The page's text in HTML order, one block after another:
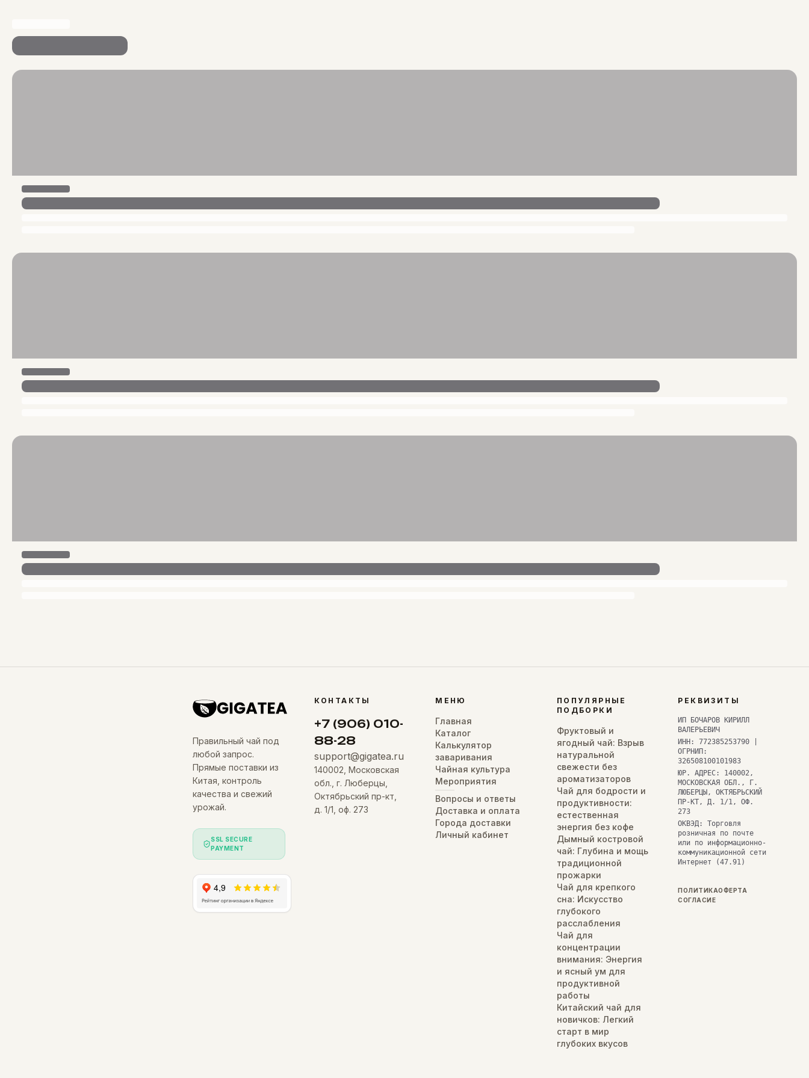
Правильный чай под
любой запрос.
Прямые поставки из
Китая, контроль
качества и свежий
урожай.
SSL SECURE
PAYMENT
КОНТАКТЫ
+7 (906) 010-
88-28
support@gigatea.ru
140002, Московская
обл., г. Люберцы,
Октябрьский пр-кт,
д. 1/1, оф. 273
МЕНЮ
Главная
Каталог
Калькулятор
заваривания
Чайная культура
Мероприятия
Вопросы и ответы
Доставка и оплата
Города доставки
Личный кабинет
ПОПУЛЯРНЫЕ
ПОДБОРКИ
Фруктовый и
ягодный чай: Взрыв
натуральной
свежести без
ароматизаторов
Чай для бодрости и
продуктивности:
естественная
энергия без кофе
Дымный костровой
чай: Глубина и мощь
традиционной
прожарки
Чай для крепкого
сна: Искусство
глубокого
расслабления
Чай для
концентрации
внимания: Энергия
и ясный ум для
продуктивной
работы
Китайский чай для
новичков: Легкий
старт в мир
глубоких вкусов
РЕКВИЗИТЫ
ИП БОЧАРОВ КИРИЛЛ
ВАЛЕРЬЕВИЧ
ИНН: 772385253790 |
ОГРНИП:
326508100101983
ЮР. АДРЕС: 140002,
МОСКОВСКАЯ ОБЛ., Г.
ЛЮБЕРЦЫ, ОКТЯБРЬСКИЙ
ПР-КТ, Д. 1/1, ОФ.
273
ОКВЭД: Торговля
розничная по почте
или по информационно-
коммуникационной сети
Интернет (47.91)
ПОЛИТИКАОФЕРТА
СОГЛАСИЕ